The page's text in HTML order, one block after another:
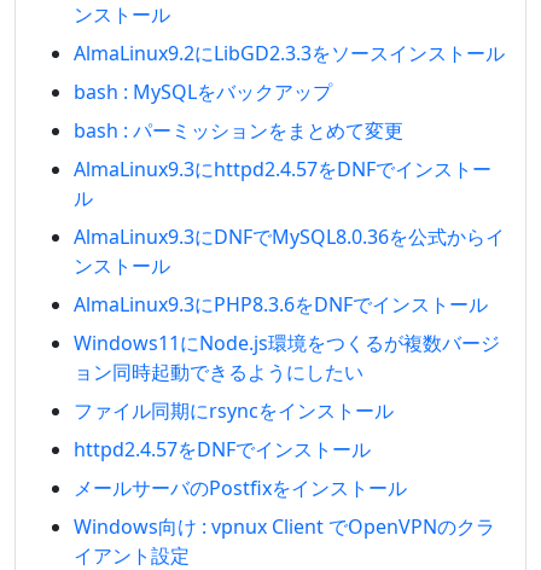
ンストール
AlmaLinux9.2にLibGD2.3.3をソースインストール
bash : MySQLをバックアップ
bash : パーミッションをまとめて変更
AlmaLinux9.3にhttpd2.4.57をDNFでインストー
ル
AlmaLinux9.3にDNFでMySQL8.0.36を公式からイ
ンストール
AlmaLinux9.3にPHP8.3.6をDNFでインストール
Windows11にNode.js環境をつくるが複数バージ
ョン同時起動できるようにしたい
ファイル同期にrsyncをインストール
httpd2.4.57をDNFでインストール
メールサーバのPostfixをインストール
Windows向け : vpnux Client でOpenVPNのクラ
イアント設定